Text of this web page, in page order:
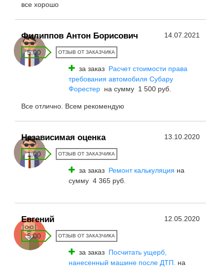
все хорошо
Филиппов Антон Борисович 14.07.2021
5.00 ОТЗЫВ ОТ ЗАКАЗЧИКА
за заказ Расчет стоимости права
требования автомобиля Субару
Форестер на сумму 1 500 руб.
Все отлично. Всем рекомендую
Независимая оценка 13.10.2020
1.00 ОТЗЫВ ОТ ЗАКАЗЧИКА
за заказ Ремонт калькуляция на
сумму 4 365 руб.
Евгений 12.05.2020
5.00 ОТЗЫВ ОТ ЗАКАЗЧИКА
за заказ Посчитать ущерб,
нанесенный машине после ДТП.
на